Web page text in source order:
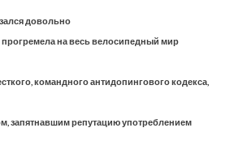
довольно
на весь велосипедный мир
командного антидопингового кодекса,
запятнавшим репутацию употреблением